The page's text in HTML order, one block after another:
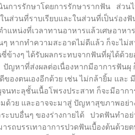
การรักษาโดยการรักษารากฟัน ส่วน
นที่ราบเรียบและในส่วนที่เป็นร่องฟั
แหน่งที่เวลาทานอาหารแล้วเศษอาหา
หากทำความสะอาดไม่ดีแล้ว ก็จะไม่
งๆ ได้รับผลกระทบจากฟันที่ผุได้ด้วย
าที่ส่งผลต่อเนื่องหากมีอาการฟันผุ ก็
งตนเองอีกด้วย เช่น ไม่กล้ายิ้ม และ
ะลุชั้นเนื้อโพรงประสาท ก็จะมีอากา
วย และอาจจะมาสู่ ปัญหาสุขภาพอย่า
บบอื่นๆ ของร่างกายได้ ปวดฟันทำอย่
บรรเทาอาการปวดฟันเบื้องต้นด้วยต